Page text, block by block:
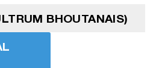
BHOUTANAIS)